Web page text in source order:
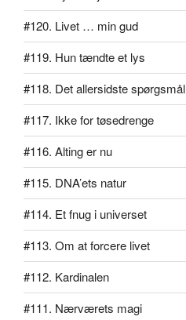
#120. Livet … min gud
#119. Hun tændte et lys
#118. Det allersidste spørgsmål
#117. Ikke for tøsedrenge
#116. Alting er nu
#115. DNA’ets natur
#114. Et fnug i universet
#113. Om at forcere livet
#112. Kardinalen
#111. Nærværets magi